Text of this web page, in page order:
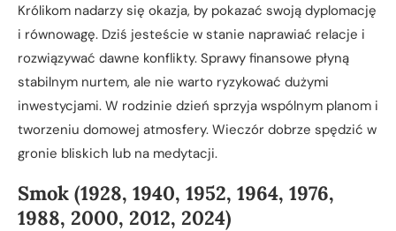
Królikom nadarzy się okazja, by pokazać swoją dyplomację
i równowagę. Dziś jesteście w stanie naprawiać relacje i
rozwiązywać dawne konflikty. Sprawy finansowe płyną
stabilnym nurtem, ale nie warto ryzykować dużymi
inwestycjami. W rodzinie dzień sprzyja wspólnym planom i
tworzeniu domowej atmosfery. Wieczór dobrze spędzić w
gronie bliskich lub na medytacji.
Smok (1928, 1940, 1952, 1964, 1976,
1988, 2000, 2012, 2024)